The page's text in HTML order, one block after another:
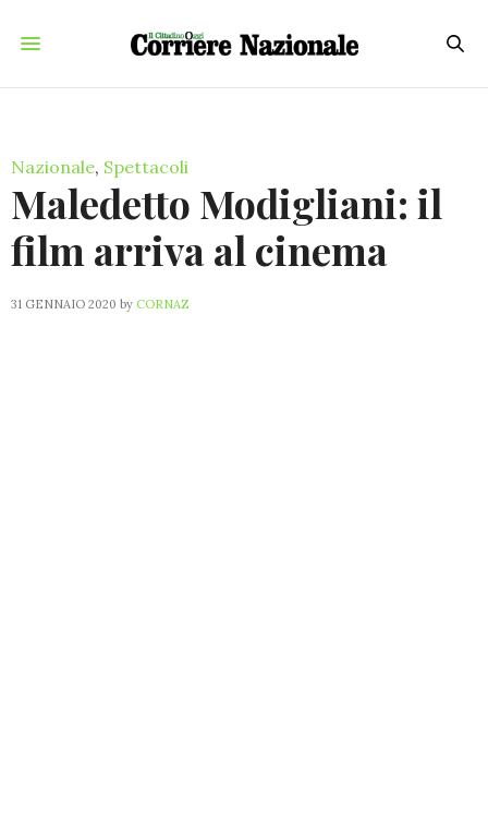
Nazionale, Spettacoli
Maledetto Modigliani: il
film arriva al cinema
31 GENNAIO 2020 by CORNAZ